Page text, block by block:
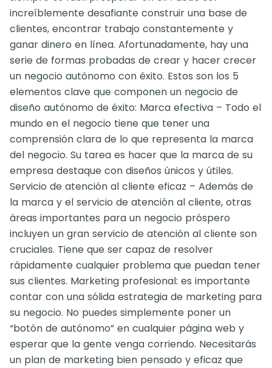
increíblemente desafiante construir una base de
clientes, encontrar trabajo constantemente y
ganar dinero en línea. Afortunadamente, hay una
serie de formas probadas de crear y hacer crecer
un negocio autónomo con éxito. Estos son los 5
elementos clave que componen un negocio de
diseño autónomo de éxito: Marca efectiva – Todo el
mundo en el negocio tiene que tener una
comprensión clara de lo que representa la marca
del negocio. Su tarea es hacer que la marca de su
empresa destaque con diseños únicos y útiles.
Servicio de atención al cliente eficaz – Además de
la marca y el servicio de atención al cliente, otras
áreas importantes para un negocio próspero
incluyen un gran servicio de atención al cliente son
cruciales. Tiene que ser capaz de resolver
rápidamente cualquier problema que puedan tener
sus clientes. Marketing profesional: es importante
contar con una sólida estrategia de marketing para
su negocio. No puedes simplemente poner un
“botón de autónomo” en cualquier página web y
esperar que la gente venga corriendo. Necesitarás
un plan de marketing bien pensado y eficaz que